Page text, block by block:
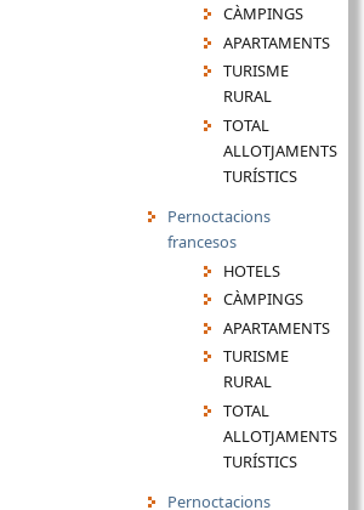
CÀMPINGS
APARTAMENTS
TURISME
RURAL
TOTAL
ALLOTJAMENTS
TURÍSTICS
Pernoctacions
francesos
HOTELS
CÀMPINGS
APARTAMENTS
TURISME
RURAL
TOTAL
ALLOTJAMENTS
TURÍSTICS
Pernoctacions